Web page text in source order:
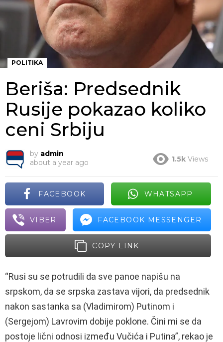
POLITIKA
Beriša: Predsednik
Rusije pokazao koliko
ceni Srbiju
by admin
about a year ago
1.5k Views
FACEBOOK WHATSAPP
VIBER FACEBOOK MESSENGER
COPY LINK
“Rusi su se potrudili da sve panoe napišu na
srpskom, da se srpska zastava vijori, da predsednik
nakon sastanka sa (Vladimirom) Putinom i
(Sergejom) Lavrovim dobije poklone. Čini mi se da
postoje lični odnosi između Vučića i Putina”, rekao je